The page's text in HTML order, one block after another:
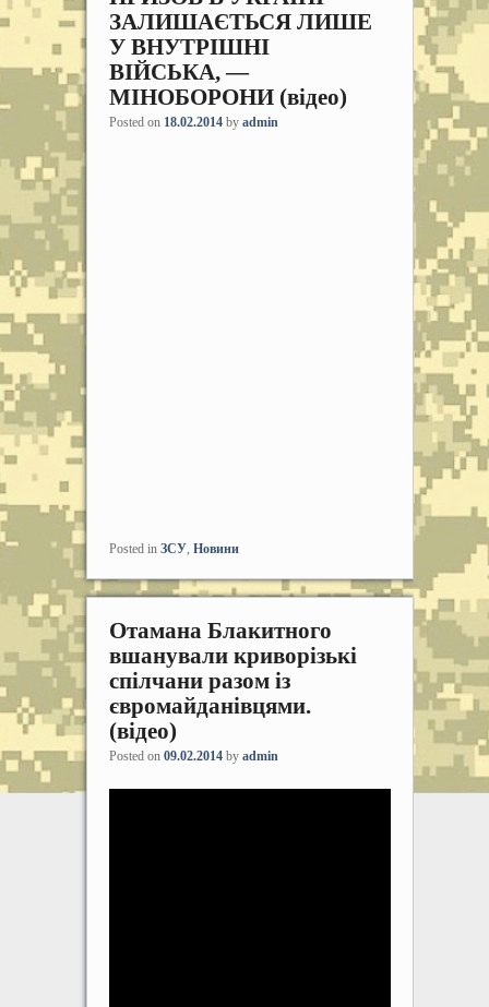
ЗАЛИШАЄТЬСЯ ЛИШЕ
У ВНУТРІШНІ
ВІЙСЬКА, —
МІНОБОРОНИ (відео)
Posted on 18.02.2014 by admin
Posted in ЗСУ, Новини
Отамана Блакитного
вшанували криворізькі
спілчани разом із
євромайданівцями.
(відео)
Posted on 09.02.2014 by admin